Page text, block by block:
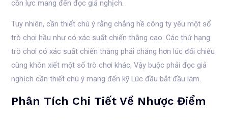
cồn lực mang đến đọc giả nghịch.
Tuy nhiên, cần thiết chú ý rằng chẳng hề công ty yếu một số
trò chơi hầu như có xác suất chiến thắng cao. Các thứ hạng
trò chơi có xác suất chiến thắng phải chăng hơn lúc đối chiếu
cùng khôn xiết một số trò chơi khác, Vậy buộc phải đọc giả
nghịch cần thiết chú ý mang đến kỹ Lúc đầu bắt đầu làm.
Phân Tích Chi Tiết Về Nhược Điểm